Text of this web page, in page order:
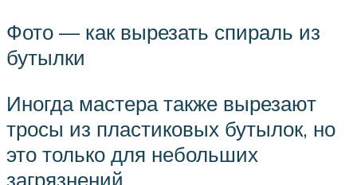
Фото — как вырезать спираль из
бутылки
Иногда мастера также вырезают
тросы из пластиковых бутылок, но
это только для небольших
загрязнений.